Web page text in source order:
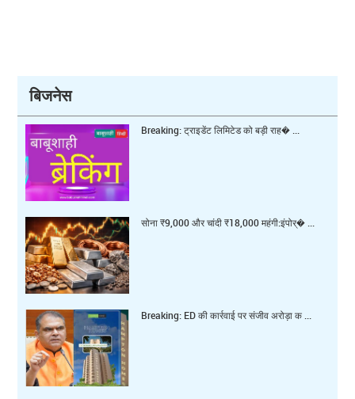
बिजनेस
Breaking: ट्राइडेंट लिमिटेड को बड़ी राह� ...
सोना ₹9,000 और चांदी ₹18,000 महंगी:इंपोर्� ...
Breaking: ED की कार्रवाई पर संजीव अरोड़ा क ...